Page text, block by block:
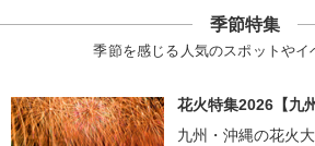
季節特集
季節を感じる人気のスポットやイ
花火特集2026【九
九州・沖縄の花火